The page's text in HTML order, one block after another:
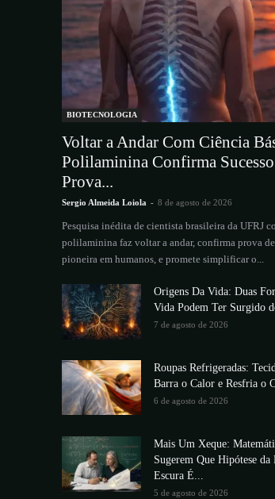
BIOTECNOLOGIA
Voltar a Andar Com Ciência
Polilaminina Confirma
Prova...
Sergio Almeida Loiola - 8 de agosto de 2026
Pesquisa inédita de cientista brasileira da UFRJ
polilaminina faz voltar a andar, confirma prova
pioneira em humanos, e promete simplificar o...
Origens Da Vida: Duas
Vida Podem Ter Surgido
7 de agosto de 2026
Roupas Refrigeradas:
Barra o Calor e Resfria o
6 de agosto de 2026
Mais Um Xeque:
Sugerem Que Hipótese da
Escura É...
5 de agosto de 2026